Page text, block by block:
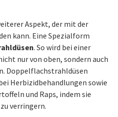
Aspekt, der mit der
kann. Eine Spezialform
. So wird bei einer
nur von oben, sondern auch
Doppelflachstrahldüsen
Herbizidbehandlungen sowie
und Raps, indem sie
verringern.